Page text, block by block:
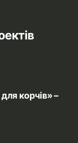
корчів» –